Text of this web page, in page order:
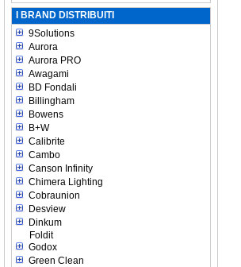
I BRAND DISTRIBUITI
9Solutions
Aurora
Aurora PRO
Awagami
BD Fondali
Billingham
Bowens
B+W
Calibrite
Cambo
Canson Infinity
Chimera Lighting
Cobraunion
Desview
Dinkum
Foldit
Godox
Green Clean